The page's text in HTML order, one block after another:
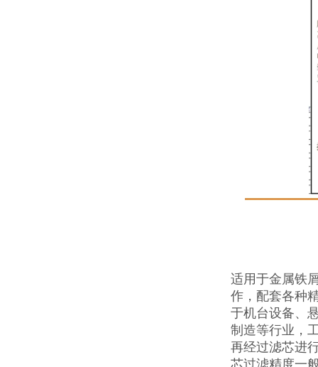
适用于金属铁
作，配套各种
于机台设备、
制造等行业，
再经过滤芯进
芯过滤精度一